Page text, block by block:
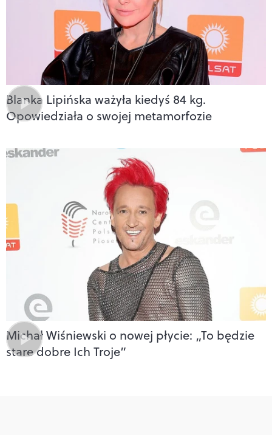
Blanka Lipińska ważyła kiedyś 84 kg.
Opowiedziała o swojej metamorfozie
Michał Wiśniewski o nowej płycie: „To będzie
stare dobre Ich Troje”